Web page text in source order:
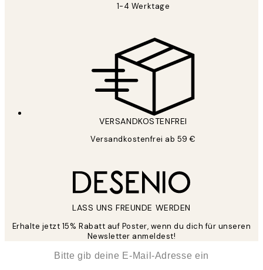
1-4 Werktage
VERSANDKOSTENFREI
Versandkostenfrei ab 59 €
LASS UNS FREUNDE WERDEN
Erhalte jetzt 15% Rabatt auf Poster, wenn du dich für unseren
Newsletter anmeldest!